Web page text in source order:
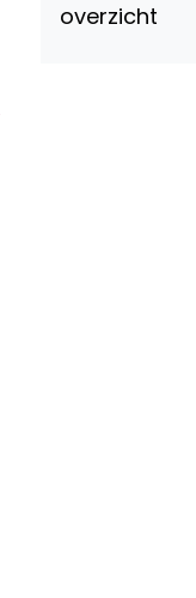
overzicht